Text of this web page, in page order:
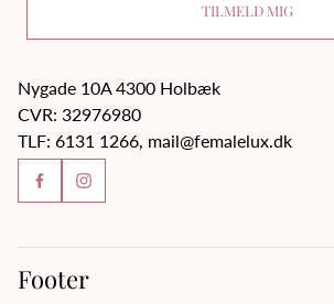
Nygade 10A 4300 Holbæk
CVR: 32976980
TLF: 6131 1266, mail@femalelux.dk
Footer
TILMELD MIG